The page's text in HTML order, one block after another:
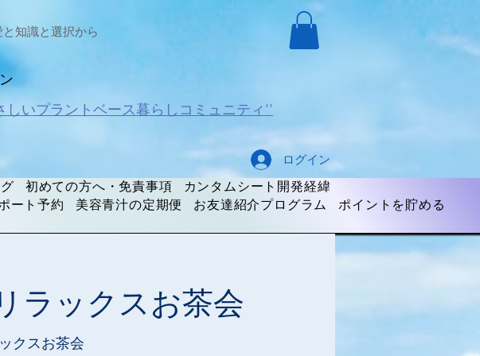
知識と選択から
いプラントベース暮らしコミュニティ''
ログイン
初めての方へ・免責事項
カンタムシート開発経緯
ート予約 美容青汁の定期便 お友達紹介プログラム
ポイントを貯める
ラックスお茶会
クスお茶会